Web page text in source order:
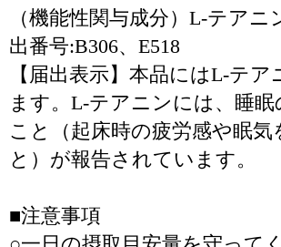
（機能性関与成分）L-テア
出番号:B306、E518
【届出表示】本品にはL-テ
ます。L-テアニンには、睡眠
こと（起床時の疲労感や眠気
と）が報告されています。
■注意事項